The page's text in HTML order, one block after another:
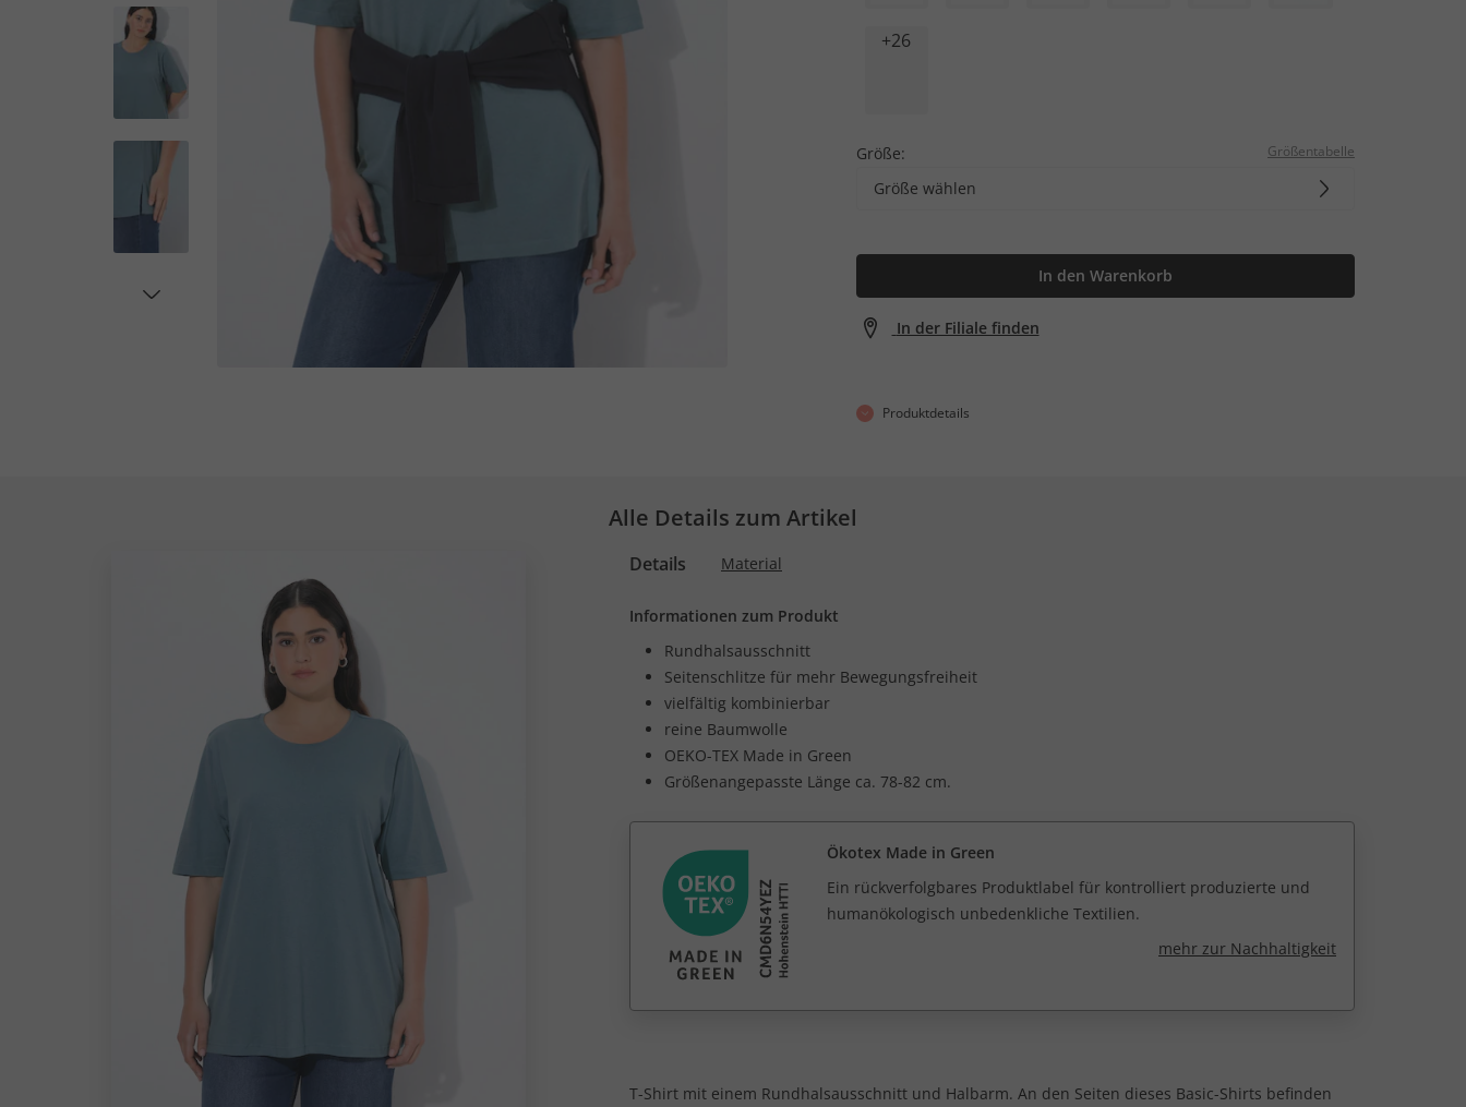
+26
Größe: Größentabelle
Größe wählen
In den Warenkorb
In der Filiale finden
Produktdetails
Alle Details zum Artikel
Details Material
Informationen zum Produkt
Rundhalsausschnitt
Seitenschlitze für mehr Bewegungsfreiheit
vielfältig kombinierbar
reine Baumwolle
OEKO-TEX Made in Green
Größenangepasste Länge ca. 78-82 cm.
Ökotex Made in Green
Ein rückverfolgbares Produktlabel für kontrolliert produzierte und
humanökologisch unbedenkliche Textilien.
mehr zur Nachhaltigkeit
T-Shirt mit einem Rundhalsausschnitt und Halbarm. An den Seiten dieses Basic-Shirts befinden